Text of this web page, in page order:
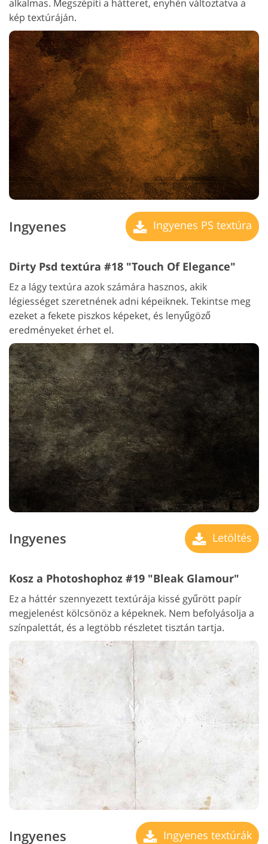
alkalmas. Megszépíti a hátteret, enyhén változtatva a
kép textúráján.
Ingyenes Ingyenes PS textúra
Dirty Psd textúra #18 "Touch Of Elegance"
Ez a lágy textúra azok számára hasznos, akik
légiességet szeretnének adni képeiknek. Tekintse meg
ezeket a fekete piszkos képeket, és lenyűgöző
eredményeket érhet el.
Ingyenes Letöltés
Kosz a Photoshophoz #19 "Bleak Glamour"
Ez a háttér szennyezett textúrája kissé gyűrött papír
megjelenést kölcsönöz a képeknek. Nem befolyásolja a
színpalettát, és a legtöbb részletet tisztán tartja.
Ingyenes Ingyenes textúrák